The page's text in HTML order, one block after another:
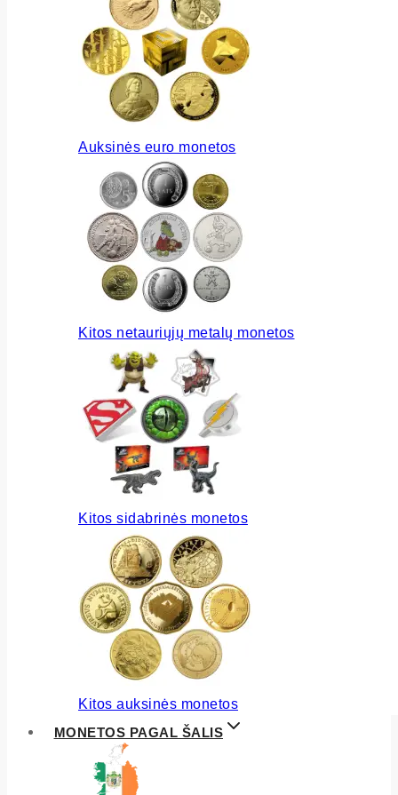
Auksinės euro monetos
Kitos netauriųjų metalų monetos
Kitos sidabrinės monetos
Kitos auksinės monetos
MONETOS PAGAL ŠALIS